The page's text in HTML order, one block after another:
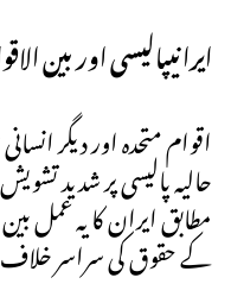
ایرانیپالیسی اور بین
اقوام متحدہ اور دیگر
حالیہ پالیسی پر شدید
مطابق ایران کا یہ عمل
کے حقوق کی سراسر